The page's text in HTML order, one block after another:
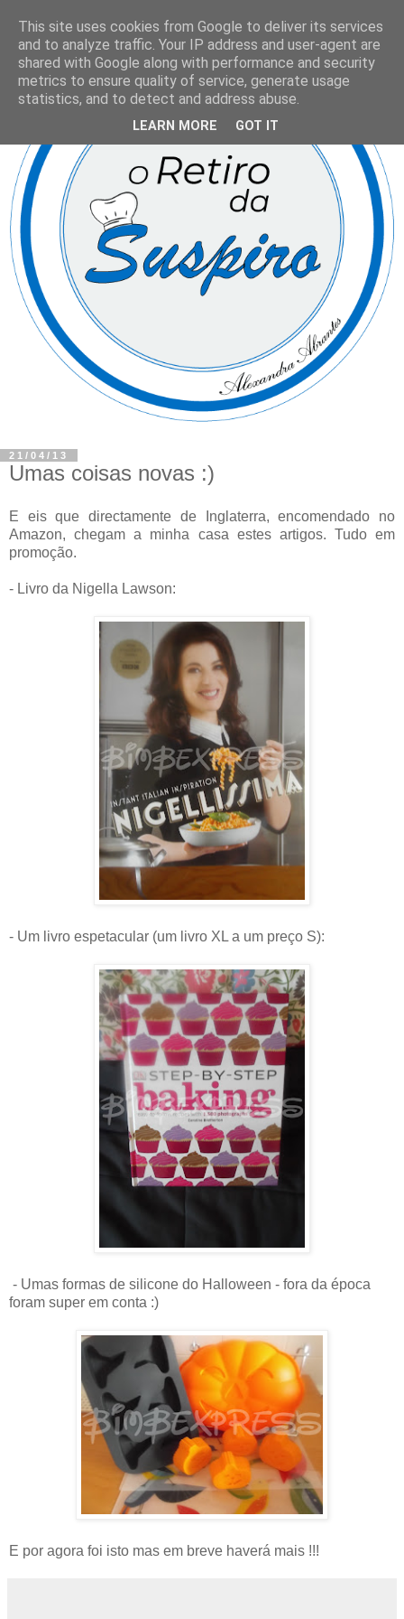
21/04/13
Umas coisas novas :)
E eis que directamente de Inglaterra, encomendado no
Amazon, chegam a minha casa estes artigos. Tudo em
promoção.
- Livro da Nigella Lawson:
- Um livro espetacular (um livro XL a um preço S):
- Umas formas de silicone do Halloween - fora da época
foram super em conta :)
E por agora foi isto mas em breve haverá mais !!!
This site uses cookies from Google to deliver its services
and to analyze traffic. Your IP address and user-agent are
shared with Google along with performance and security
metrics to ensure quality of service, generate usage
statistics, and to detect and address abuse.
LEARN MORE GOT IT